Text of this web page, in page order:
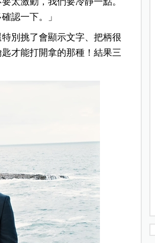
認一下。」
別挑了會顯示文字、把柄很
才能打開拿的那種！結果三